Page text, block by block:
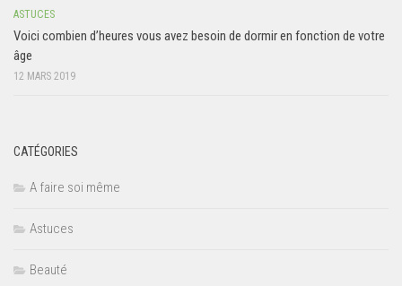
ASTUCES
Voici combien d’heures vous avez besoin de dormir en fonction de votre
âge
12 MARS 2019
CATÉGORIES
A faire soi même
Astuces
Beauté